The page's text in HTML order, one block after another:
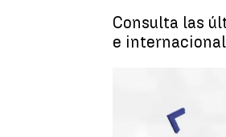
Consulta las
e